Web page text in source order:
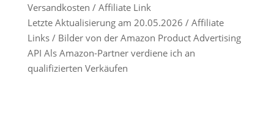
Versandkosten / Affiliate Link
Letzte Aktualisierung am 20.05.2026 / Affiliate
Links / Bilder von der Amazon Product Advertising
API Als Amazon-Partner verdiene ich an
qualifizierten Verkäufen